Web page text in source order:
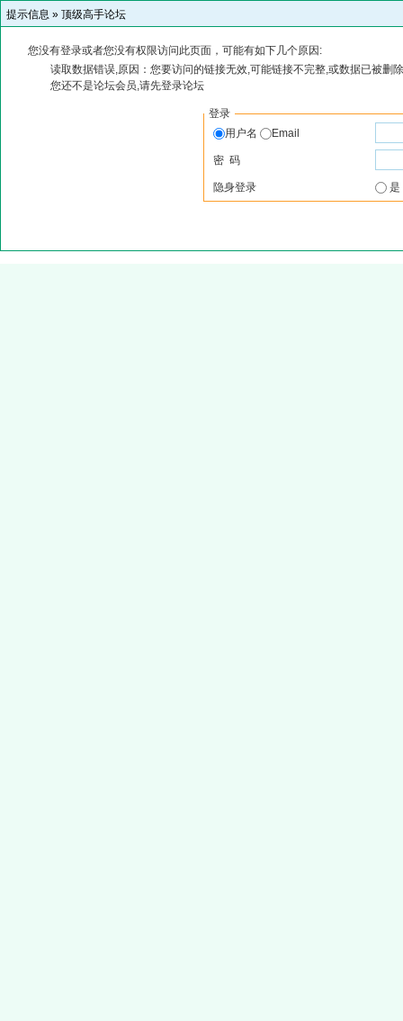
提示信息 » 顶级高手论坛
您没有登录或者您没有权限访问此页面，可能有如下几个原因:
读取数据错误,原因：您要访问的链接无效,可能链接不完整,或数据已被删
您还不是论坛会员,请先登录论坛
登录
用户名
Email
密 码
隐身登录